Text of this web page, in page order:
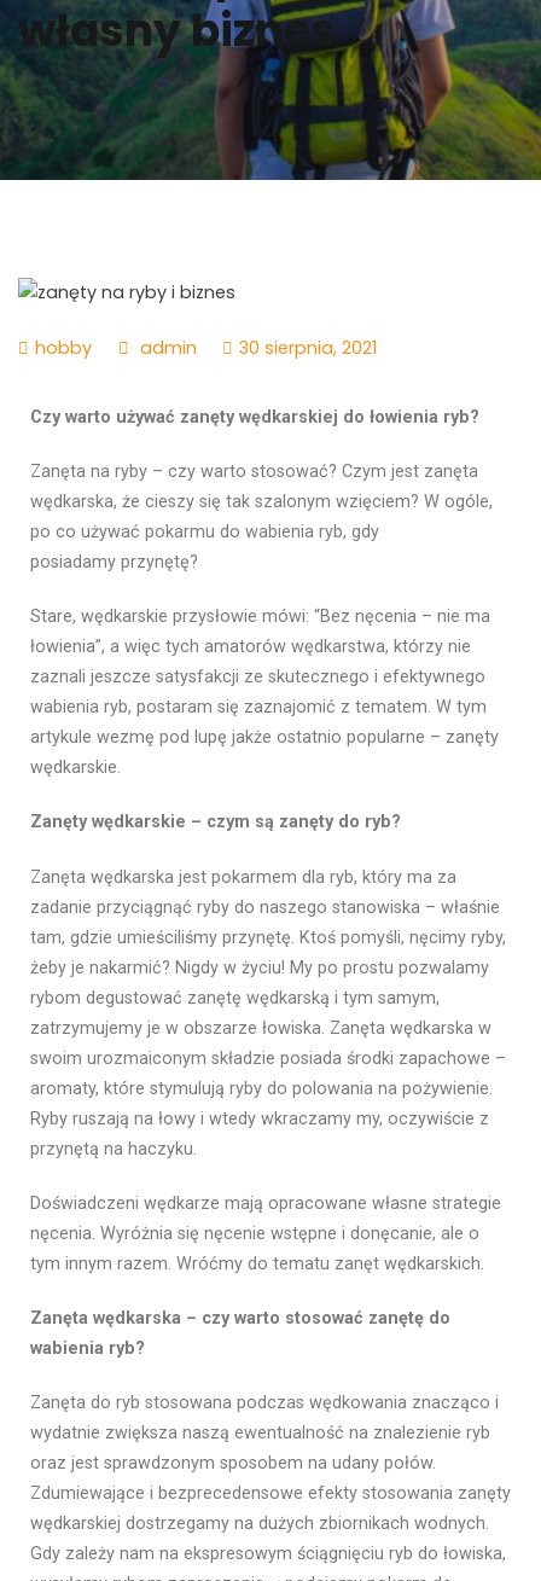
własny biznes
hobby admin 30 sierpnia, 2021
Czy warto używać zanęty wędkarskiej do łowienia ryb?
Zanęta na ryby – czy warto stosować? Czym jest zanęta
wędkarska, że cieszy się tak szalonym wzięciem? W ogóle,
po co używać pokarmu do wabienia ryb, gdy
posiadamy przynętę?
Stare, wędkarskie przysłowie mówi: “Bez nęcenia – nie ma
łowienia”, a więc tych amatorów wędkarstwa, którzy nie
zaznali jeszcze satysfakcji ze skutecznego i efektywnego
wabienia ryb, postaram się zaznajomić z tematem. W tym
artykule wezmę pod lupę jakże ostatnio popularne – zanęty
wędkarskie.
Zanęty wędkarskie – czym są zanęty do ryb?
Zanęta wędkarska jest pokarmem dla ryb, który ma za
zadanie przyciągnąć ryby do naszego stanowiska – właśnie
tam, gdzie umieściliśmy przynętę. Ktoś pomyśli, nęcimy ryby,
żeby je nakarmić? Nigdy w życiu! My po prostu pozwalamy
rybom degustować zanętę wędkarską i tym samym,
zatrzymujemy je w obszarze łowiska. Zanęta wędkarska w
swoim urozmaiconym składzie posiada środki zapachowe –
aromaty, które stymulują ryby do polowania na pożywienie.
Ryby ruszają na łowy i wtedy wkraczamy my, oczywiście z
przynętą na haczyku.
Doświadczeni wędkarze mają opracowane własne strategie
nęcenia. Wyróżnia się nęcenie wstępne i donęcanie, ale o
tym innym razem. Wróćmy do tematu zanęt wędkarskich.
Zanęta wędkarska – czy warto stosować zanętę do
wabienia ryb?
Zanęta do ryb stosowana podczas wędkowania znacząco i
wydatnie zwiększa naszą ewentualność na znalezienie ryb
oraz jest sprawdzonym sposobem na udany połów.
Zdumiewające i bezprecedensowe efekty stosowania zanęty
wędkarskiej dostrzegamy na dużych zbiornikach wodnych.
Gdy zależy nam na ekspresowym ściągnięciu ryb do łowiska,